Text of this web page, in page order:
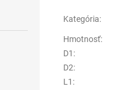
Kategória:
Hmotnosť:
D1 :
D2:
L1 :